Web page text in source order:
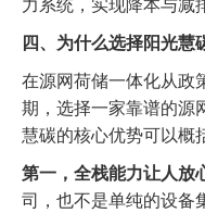
四、为什么选择阳光慧
在源网荷储一体化从政
期，选择一家靠谱的源
慧碳的核心优势可以概
第一，全栈能力让人放
司，也不是单纯的设备